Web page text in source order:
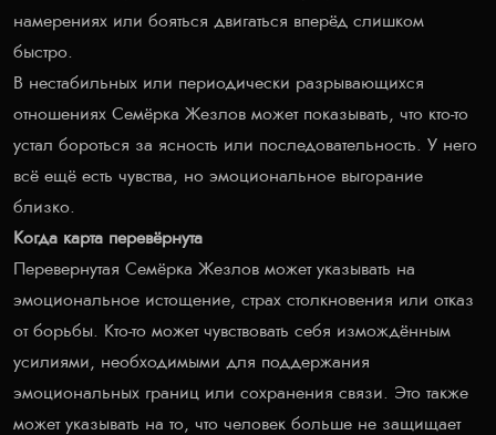
намерениях или бояться двигаться вперёд слишком
быстро.
В нестабильных или периодически разрывающихся
отношениях Семёрка Жезлов может показывать, что кто-то
устал бороться за ясность или последовательность. У него
всё ещё есть чувства, но эмоциональное выгорание
близко.
Когда карта перевёрнута
Перевернутая Семёрка Жезлов может указывать на
эмоциональное истощение, страх столкновения или отказ
от борьбы. Кто-то может чувствовать себя измождённым
усилиями, необходимыми для поддержания
эмоциональных границ или сохранения связи. Это также
может указывать на то, что человек больше не защищает